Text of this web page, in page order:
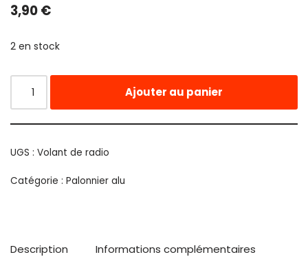
3,90€
2 en stock
Ajouter au panier
UGS : Volant de radio
Catégorie : Palonnier alu
Description
Informations complémentaires